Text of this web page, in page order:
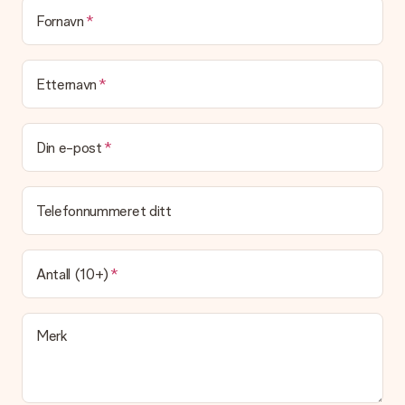
(Foreløpig) tilbyr vi ikke denne tjenesten. Vi leverer våre gaver
Leveringstid, leveringsalternativer og frakt
Kan jeg velge en leveringsdato?
Det er ikke mulig å velge en bestemt leveringsdato.
Leveringstiden er indikert på produktsiden til gaven. Du kan
stole på at vår operatør leverer gaven din denne dagen.
Hvilke leveringsalternativer kan jeg velge mellom?
For tiden er det ikke mulig å velge et leveringsalternativ.
Gaven du bestiller sendes enten som en pakke eller som
postbokslevering. Vil du vite hvilket alternativ bestillingen din
faller inn under? Ta kontakt med vår kundeservice.
Vi tilbyr følgende betalingsmåter: Paypal, kredittkort, faktura
Fornavn
Etternavn
Din e-post
Telefonnummeret ditt
Antall (10+)
Merk